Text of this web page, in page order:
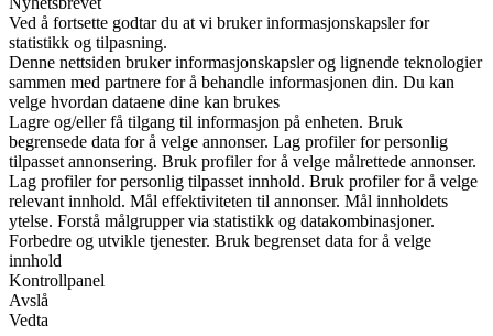
Ved å fortsette godtar du at vi bruker informasjonskapsler for
statistikk og tilpasning.
Denne nettsiden bruker informasjonskapsler og lignende teknologier
sammen med partnere for å behandle informasjonen din. Du kan
velge hvordan dataene dine kan brukes
Lagre og/eller få tilgang til informasjon på enheten. Bruk
begrensede data for å velge annonser. Lag profiler for personlig
tilpasset annonsering. Bruk profiler for å velge målrettede annonser.
Lag profiler for personlig tilpasset innhold. Bruk profiler for å velge
relevant innhold. Mål effektiviteten til annonser. Mål innholdets
ytelse. Forstå målgrupper via statistikk og datakombinasjoner.
Forbedre og utvikle tjenester. Bruk begrenset data for å velge
innhold
Kontrollpanel
Avslå
Vedta